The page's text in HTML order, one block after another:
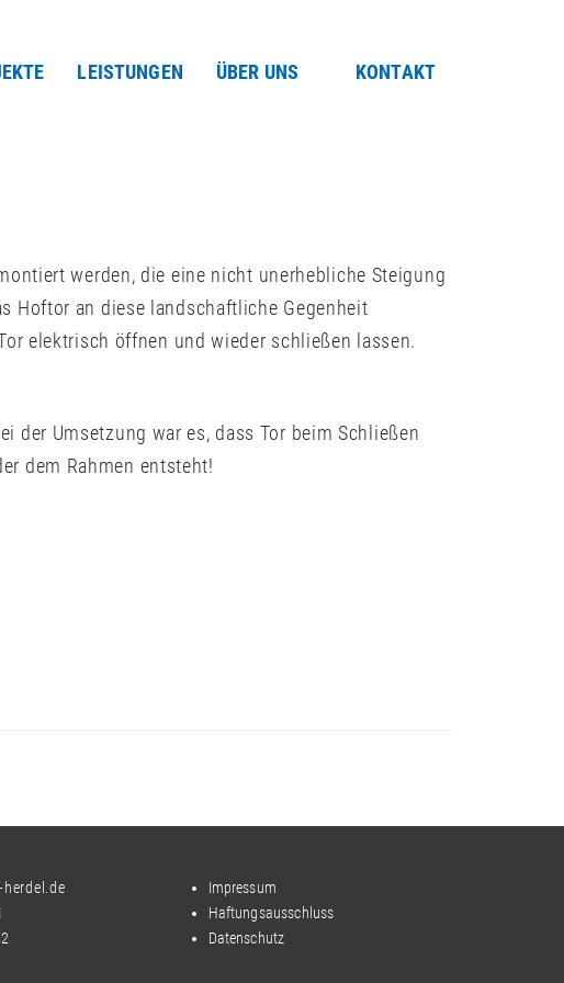
LEISTUNGEN ÜBER UNS KONTAKT
werden, die eine nicht unerhebliche Steigung
Hoftor an diese landschaftliche Gegenheit
elektrisch öffnen und wieder schließen lassen.
der Umsetzung war es, dass Tor beim Schließen
dem Rahmen entsteht!
Impressum
Haftungsausschluss
Datenschutz